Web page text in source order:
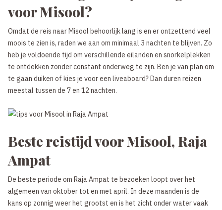
voor Misool?
Omdat de reis naar Misool behoorlijk lang is en er ontzettend veel
moois te zien is, raden we aan om minimaal 3 nachten te blijven. Zo
heb je voldoende tijd om verschillende eilanden en snorkelplekken
te ontdekken zonder constant onderweg te zijn. Ben je van plan om
te gaan duiken of kies je voor een liveaboard? Dan duren reizen
meestal tussen de 7 en 12 nachten.
Beste reistijd voor Misool, Raja
Ampat
De beste periode om Raja Ampat te bezoeken loopt over het
algemeen van oktober tot en met april. In deze maanden is de
kans op zonnig weer het grootst en is het zicht onder water vaak